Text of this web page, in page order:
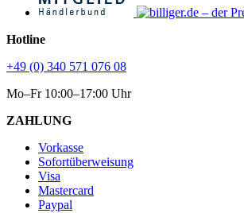
Hotline
+49 (0) 340 571 076 08
Mo–Fr 10:00–17:00 Uhr
ZAHLUNG
Vorkasse
Sofortüberweisung
Visa
Mastercard
Paypal